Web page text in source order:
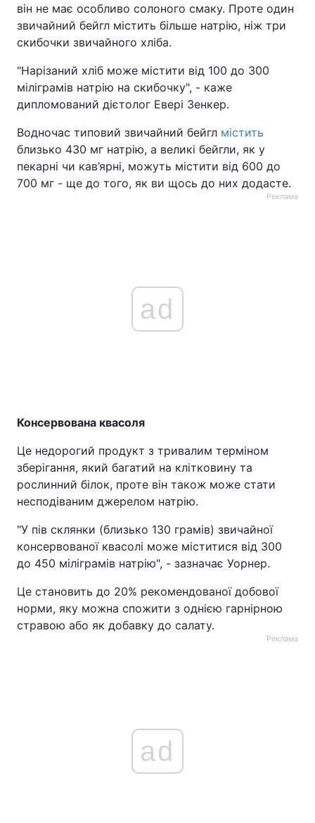
Тема оформлення
він не має особливо солоного смаку. Проте один
звичайний бейгл містить більше натрію, ніж три
скибочки звичайного хліба.
"Нарізаний хліб може містити від 100 до 300
міліграмів натрію на скибочку", - каже
дипломований дієтолог Евері Зенкер.
Водночас типовий звичайний бейгл містить
близько 430 мг натрію, а великі бейгли, як у
пекарні чи кав’ярні, можуть містити від 600 до
700 мг - ще до того, як ви щось до них додасте.
Реклама
ad
Консервована квасоля
Це недорогий продукт з тривалим терміном
зберігання, який багатий на клітковину та
рослинний білок, проте він також може стати
несподіваним джерелом натрію.
"У пів склянки (близько 130 грамів) звичайної
консервованої квасолі може міститися від 300
до 450 міліграмів натрію", - зазначає Уорнер.
Це становить до 20% рекомендованої добової
норми, яку можна спожити з однією гарнірною
стравою або як добавку до салату.
Реклама
ad